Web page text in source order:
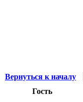
Вернуться к началу
Гость